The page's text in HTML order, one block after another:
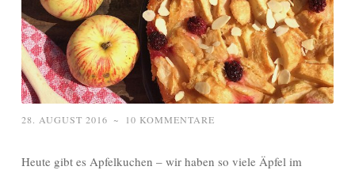
28. AUGUST 2016 ~ 10 KOMMENTARE
Heute gibt es Apfelkuchen – wir haben so viele Äpfel im